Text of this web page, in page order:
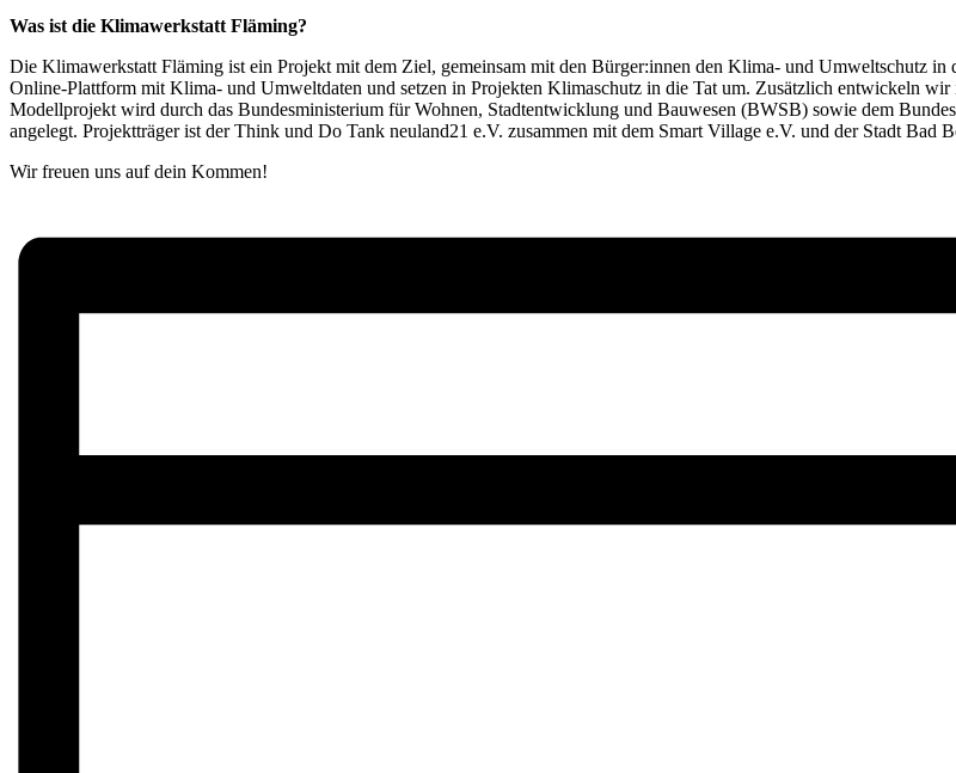
Was ist die Klimawerkstatt Fläming?
Die Klimawerkstatt Fläming ist ein Projekt mit dem Ziel, gemeinsam mit den Bürger:innen den Klima- und Umweltschutz
Online-Plattform mit Klima- und Umweltdaten und setzen in Projekten Klimaschutz in die Tat um. Zusätzlich entwickeln
Modellprojekt wird durch das Bundesministerium für Wohnen, Stadtentwicklung und Bauwesen (BWSB) sowie dem
angelegt. Projektträger ist der Think und Do Tank neuland21 e.V. zusammen mit dem Smart Village e.V. und der Stadt
Wir freuen uns auf dein Kommen!